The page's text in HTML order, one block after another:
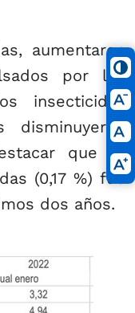
aumentaron
por los
insecticidas
disminuyeron
que el
(0,17 %) fue
dos años.